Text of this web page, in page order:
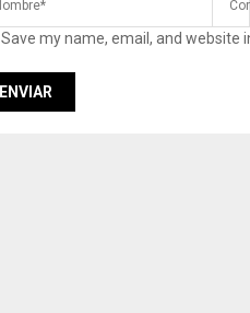
Save my name, email, and